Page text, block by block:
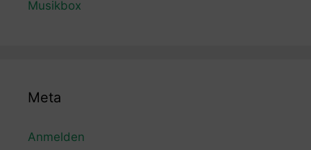
Musikbox
Meta
Anmelden